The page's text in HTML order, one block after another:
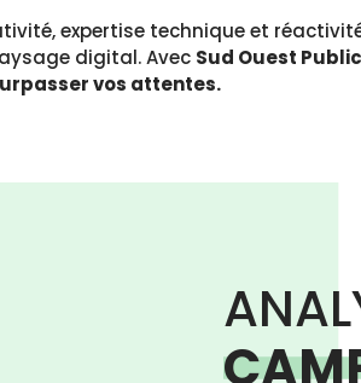
expertise technique et
digital. Avec Sud Ouest
vos attentes.